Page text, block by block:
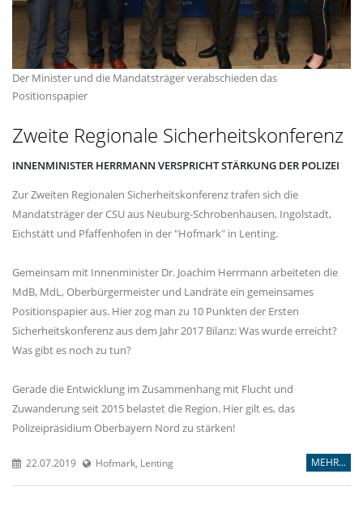
Der Minister und die Mandatsträger verabschieden das
Positionspapier
Zweite Regionale Sicherheitskonferenz
INNENMINISTER HERRMANN VERSPRICHT STÄRKUNG DER POLIZEI
Zur Zweiten Regionalen Sicherheitskonferenz trafen sich die
Mandatsträger der CSU aus Neuburg-Schrobenhausen, Ingolstadt,
Eichstätt und Pfaffenhofen in der "Hofmark" in Lenting.
Gemeinsam mit Innenminister Dr. Joachim Herrmann arbeiteten die
MdB, MdL, Oberbürgermeister und Landräte ein gemeinsames
Positionspapier aus. Hier zog man zu 10 Punkten der Ersten
Sicherheitskonferenz aus dem Jahr 2017 Bilanz: Was wurde erreicht?
Was gibt es noch zu tun?
Gerade die Entwicklung im Zusammenhang mit Flucht und
Zuwanderung seit 2015 belastet die Region. Hier gilt es, das
Polizeipräsidium Oberbayern Nord zu stärken!
22.07.2019 Hofmark, Lenting MEHR...